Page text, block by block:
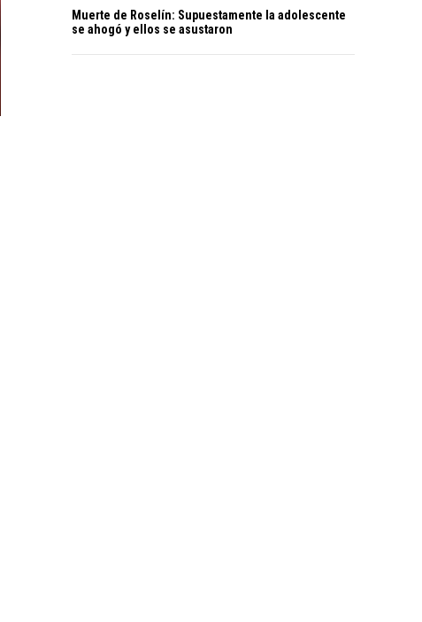
Muerte de Roselín: Supuestamente la adolescente
se ahogó y ellos se asustaron